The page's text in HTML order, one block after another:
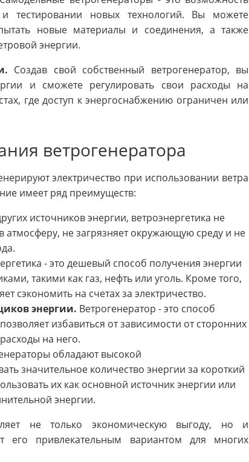
тестировании новых технологий. Вы можете
новые материалы и соединения, а также
энергии.
Создав свой собственный ветрогенератор, вы
и сможете регулировать свои расходы на
где доступ к энергоснабжению ограничен или
ветрогенератора
электричество при использовании ветра
имеет ряд преимуществ:
источников энергии, ветроэнергетика не
не загрязняет окружающую среду и не
- это дешевый способ получения энергии
такими как газ, нефть или уголь. Кроме того,
сэкономить на счетах за электричество.
энергии. Ветрогенератор - это способ
избавиться от зависимости от сторонних
на него.
обладают высокой
значительное количество энергии за короткий
их как основной источник энергии или
энергии.
не только экономическую выгоду, но и
его привлекательным вариантом для многих